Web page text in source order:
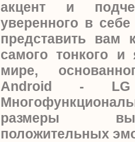
акцент и
уверенного в
представить вам
самого тонкого и
мире,
Android - LG
размеры
положительных